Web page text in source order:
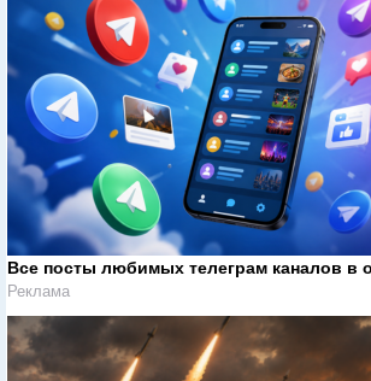
Все посты любимых телеграм каналов в
Реклама